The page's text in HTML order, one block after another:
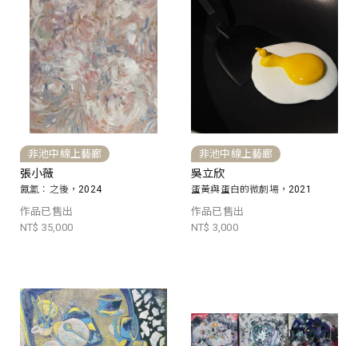
非池中線上藝廊
張小薇
氤氳：之後，2024
作品已售出
NT$ 35,000
非池中線上藝廊
吳立欣
蛋黃與蛋白的微劇場，2021
作品已售出
NT$ 3,000